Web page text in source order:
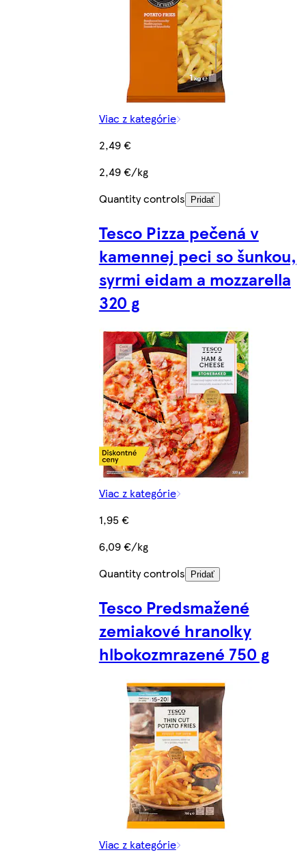
Viac z kategórie
2,49 €
2,49 €/kg
Quantity controls
Pridať
Tesco Pizza pečená v
kamennej peci so šunkou,
syrmi eidam a mozzarella
320 g
Viac z kategórie
1,95 €
6,09 €/kg
Quantity controls
Pridať
Tesco Predsmažené
zemiakové hranolky
hlbokozmrazené 750 g
Viac z kategórie